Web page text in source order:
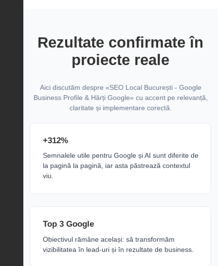
Rezultate confirmate în
proiecte reale
Aici discutăm despre «SEO Local București - Google
Business Profile & Hărți Google» cu accent pe relevanță,
claritate și implementare corectă.
+312%
Semnalele utile pentru Google și AI sunt diferite de
la pagină la pagină, iar asta păstrează contextul
viu.
Top 3 Google
Obiectivul rămâne același: să transformăm
vizibilitatea în lead-uri și în rezultate de business.